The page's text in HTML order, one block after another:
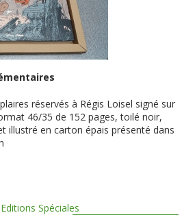
réservés à Régis Loisel signé sur
46/35 de 152 pages, toilé noir,
illustré en carton épais présenté dans
Spéciales